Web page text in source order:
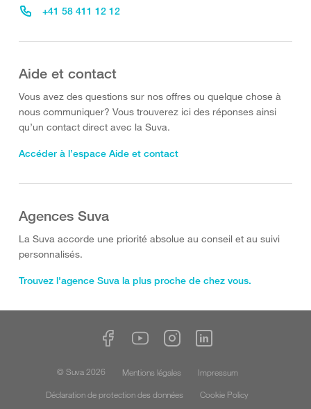
+41 58 411 12 12
Aide et contact
Vous avez des questions sur nos offres ou quelque chose à
nous communiquer? Vous trouverez ici des réponses ainsi
qu’un contact direct avec la Suva.
Accéder à l’espace Aide et contact
Agences Suva
La Suva accorde une priorité absolue au conseil et au suivi
personnalisés.
Trouvez l'agence Suva la plus proche de chez vous.
© Suva 2026 Mentions légales
Impressum
Déclaration de protection des données
Cookie Policy